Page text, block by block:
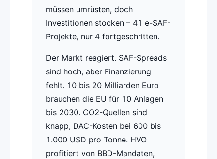
müssen umrüsten, doch
Investitionen stocken – 41 e-SAF-
Projekte, nur 4 fortgeschritten.
Der Markt reagiert. SAF-Spreads
sind hoch, aber Finanzierung
fehlt. 10 bis 20 Milliarden Euro
brauchen die EU für 10 Anlagen
bis 2030. CO2-Quellen sind
knapp, DAC-Kosten bei 600 bis
1.000 USD pro Tonne. HVO
profitiert von BBD-Mandaten,